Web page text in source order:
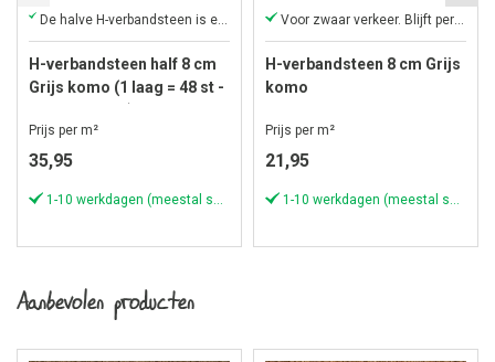
De halve H-verbandsteen is een accessoire voor de H-klinkers
H-verbandsteen half 8 cm
Grijs komo (1 laag = 48 st -
Prijs per m²
35,95
Voor zwaar verkeer. Blijft perfect liggen.
H-verbandsteen 8 cm Grijs
komo
Prijs per m²
21,95
Aanbevolen producten